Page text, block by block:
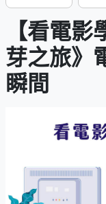
【看電
芽之旅》
瞬間